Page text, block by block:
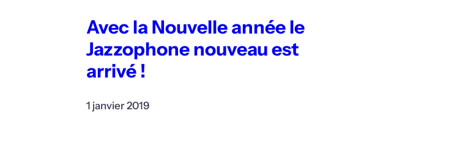
Avec la Nouvelle année le
Jazzophone nouveau est
arrivé !
1 janvier 2019